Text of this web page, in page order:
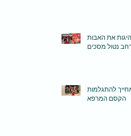
את האבות
נטול מסכים
להתגלמות
הקסם המרפא